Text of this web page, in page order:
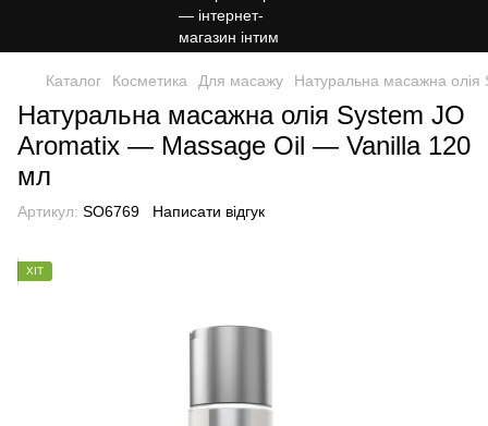
Каталог Косметика Для масажу Натуральна масажна
Натуральна масажна олія System JO
Aromatix — Massage Oil — Vanilla 120
мл
Артикул: SO6769 Написати відгук
ХІТ